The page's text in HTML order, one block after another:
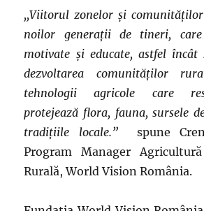
,,Viitorul zonelor şi
noilor generaţii de tineri,
motivate şi educate, astfel
dezvoltarea comunităţilor
tehnologii agricole care
protejează flora, fauna, sursele
tradiţiile locale.”
spune
Program Manager
Rurală, World Vision România.